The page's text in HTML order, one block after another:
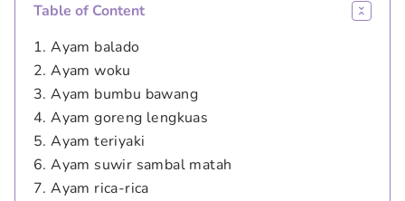
Table of Content
1. Ayam balado
2. Ayam woku
3. Ayam bumbu bawang
4. Ayam goreng lengkuas
5. Ayam teriyaki
6. Ayam suwir sambal matah
7. Ayam rica-rica